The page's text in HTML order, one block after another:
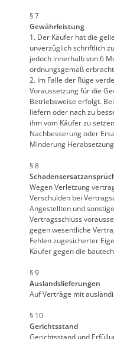
§ 7
Gewährleistung
1. Der Käufer hat die
unverzüglich schriftlich
jedoch innerhalb von 6
ordnungsgemäß
2. Im Falle der Rüge
Voraussetzung für die
Betriebsweise erfolgt.
liefern oder nach zu
ihm vom Käufer zu
Nachbesserung oder
Minderung
§ 8
Wegen Verletzung
Verschulden bei
Angestellten und
Vertragsschluss
gegen wesentliche
Fehlen zugesicherter
Käufer gegen die
§ 9
Auslandslieferungen
Auf Verträge mit
§ 10
Gerichtsstand
Gerichtsstand und